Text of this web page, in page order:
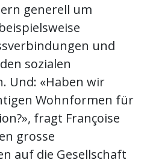
generell um
und
sozialen
Und: «Haben wir
Wohnformen für
fragt Françoise
grosse
auf die Gesellschaft